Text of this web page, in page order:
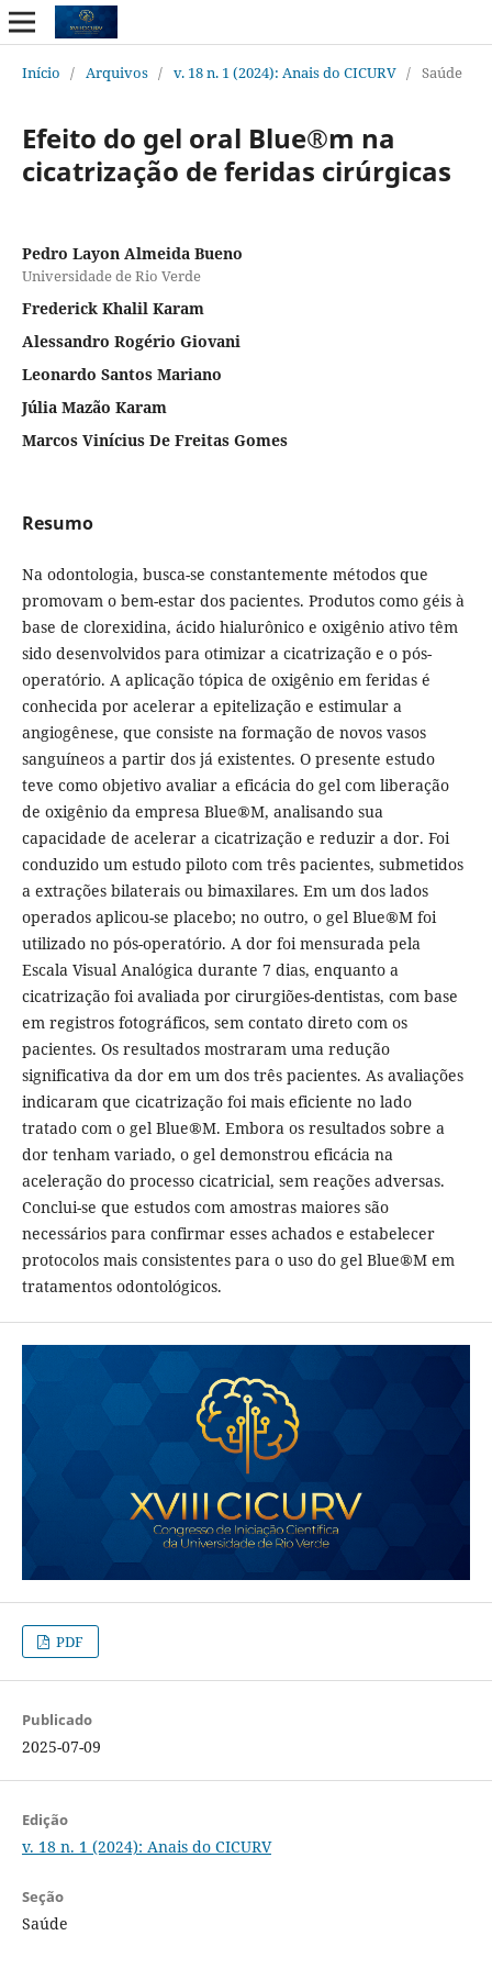
Início / Arquivos / v. 18 n. 1 (2024): Anais do CICURV / Saúde
Efeito do gel oral Blue®m na
cicatrização de feridas cirúrgicas
Pedro Layon Almeida Bueno
Universidade de Rio Verde
Frederick Khalil Karam
Alessandro Rogério Giovani
Leonardo Santos Mariano
Júlia Mazão Karam
Marcos Vinícius De Freitas Gomes
Resumo
Na odontologia, busca-se constantemente métodos que
promovam o bem-estar dos pacientes. Produtos como géis à
base de clorexidina, ácido hialurônico e oxigênio ativo têm
sido desenvolvidos para otimizar a cicatrização e o pós-
operatório. A aplicação tópica de oxigênio em feridas é
conhecida por acelerar a epitelização e estimular a
angiogênese, que consiste na formação de novos vasos
sanguíneos a partir dos já existentes. O presente estudo
teve como objetivo avaliar a eficácia do gel com liberação
de oxigênio da empresa Blue®M, analisando sua
capacidade de acelerar a cicatrização e reduzir a dor. Foi
conduzido um estudo piloto com três pacientes, submetidos
a extrações bilaterais ou bimaxilares. Em um dos lados
operados aplicou-se placebo; no outro, o gel Blue®M foi
utilizado no pós-operatório. A dor foi mensurada pela
Escala Visual Analógica durante 7 dias, enquanto a
cicatrização foi avaliada por cirurgiões-dentistas, com base
em registros fotográficos, sem contato direto com os
pacientes. Os resultados mostraram uma redução
significativa da dor em um dos três pacientes. As avaliações
indicaram que cicatrização foi mais eficiente no lado
tratado com o gel Blue®M. Embora os resultados sobre a
dor tenham variado, o gel demonstrou eficácia na
aceleração do processo cicatricial, sem reações adversas.
Conclui-se que estudos com amostras maiores são
necessários para confirmar esses achados e estabelecer
protocolos mais consistentes para o uso do gel Blue®M em
tratamentos odontológicos.
PDF
Publicado
2025-07-09
Edição
v. 18 n. 1 (2024): Anais do CICURV
Seção
Saúde